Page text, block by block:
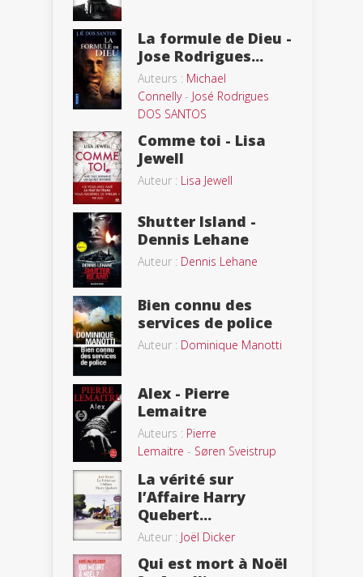
La formule de Dieu -
Jose Rodrigues...
Auteurs : Michael
Connelly- José Rodrigues
DOS SANTOS
Comme toi - Lisa
Jewell
Auteur : Lisa Jewell
Shutter Island -
Dennis Lehane
Auteur : Dennis Lehane
Bien connu des
services de police
Auteur : Dominique Manotti
Alex - Pierre
Lemaitre
Auteurs : Pierre
Lemaitre - Søren Sveistrup
La vérité sur
l’Affaire Harry
Quebert...
Auteur : Joël Dicker
Qui est mort à Noël